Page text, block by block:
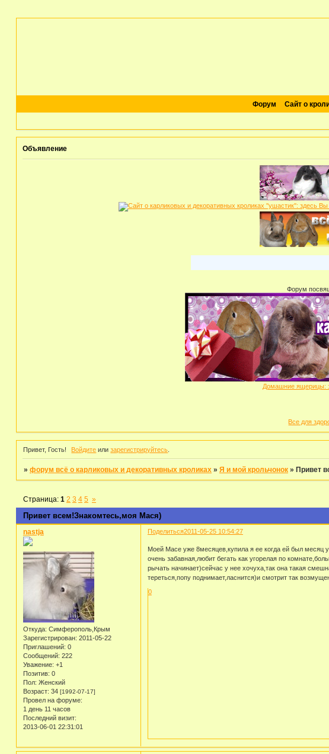
Форум Сайт о
Объявление
Форум
Домашние ящерицы:
Все для
Привет, Гость! Войдите илизарегистрируйтесь
» форум всё о карликовых и декоративных кроликах » Я и мой крольчонок » Привет
Привет всем!Знакомтесь,моя Мася)
Страница: 1 2 3 4 5 »
Поделиться2011-05-25 10:54:27
nastja
Откуда: Симферополь,Крым
Зарегистрирован: 2011-05-22
Приглашений: 0
Сообщений: 222
Уважение: +1
Позитив: 0
Пол: Женский
Возраст: 34 [1992-07-17]
Провел на форуме:
1 день 11 часов
Последний визит:
2013-06-01 22:31:01
Моей Масе уже 8месяцев,купила я ее когда ей был месяц
очень забавная,любит бегать как угорелая по
рычать начинает)сейчас у нее хочуха,так она такая
тереться,попу поднимает,ласнится)и смотрит так
0